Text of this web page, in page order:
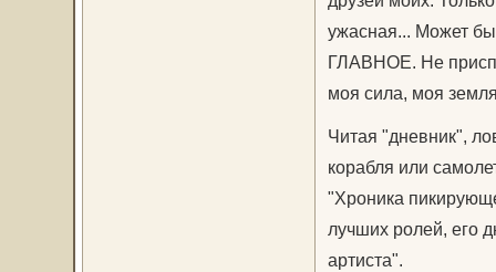
ужасная... Может
ГЛАВНОЕ. Не
моя сила, моя
Читая "дневник",
корабля или
"Хроника
лучших ролей, его
артиста".